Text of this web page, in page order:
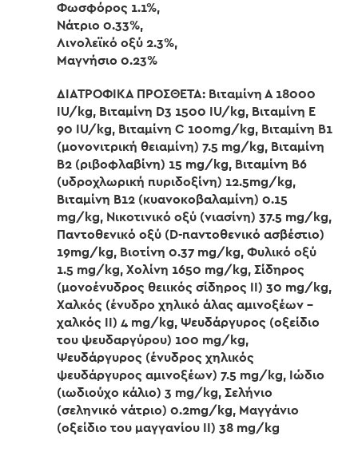
Φωσφόρος 1.1%,
Νάτριο 0.33%,
Λινολεϊκό οξύ 2.3%,
Μαγνήσιο 0.23%
ΔΙΑΤΡΟΦΙΚΑ ΠΡΟΣΘΕΤΑ: Βιταμίνη Α 18000
IU/kg, Βιταμίνη D3 1500 IU/kg, Βιταμίνη E
90 IU/kg, Βιταμίνη C 100mg/kg, Βιταμίνη B1
(μονονιτρική θειαμίνη) 7.5 mg/kg, Βιταμίνη
Β2 (ριβοφλαβίνη) 15 mg/kg, Βιταμίνη Β6
(υδροχλωρική πυριδοξίνη) 12.5mg/kg,
Βιταμίνη Β12 (κυανοκοβαλαμίνη) 0.15
mg/kg, Νικοτινικό οξύ (νιασίνη) 37.5 mg/kg,
Παντοθενικό οξύ (D-παντοθενικό ασβέστιο)
19mg/kg, Βιοτίνη 0.37 mg/kg, Φυλικό οξύ
1.5 mg/kg, Χολίνη 1650 mg/kg, Σίδηρος
(μονοένυδρος θειικός σίδηρος II) 30 mg/kg,
Χαλκός (ένυδρο χηλικό άλας αμινοξέων –
χαλκός II) 4 mg/kg, Ψευδάργυρος (οξείδιο
του ψευδαργύρου) 100 mg/kg,
Ψευδάργυρος (ένυδρος χηλικός
ψευδάργυρος αμινοξέων) 7.5 mg/kg, Ιώδιο
(ιωδιούχο κάλιο) 3 mg/kg, Σελήνιο
(σεληνικό νάτριο) 0.2mg/kg, Μαγγάνιο
(οξείδιο του μαγγανίου II) 38 mg/kg